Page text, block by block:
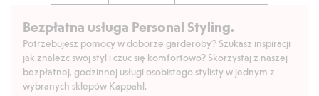
Bezpłatna usługa Personal Styling.
Potrzebujesz pomocy w doborze garderoby? Szukasz inspiracji
jak znaleźć swój styl i czuć się komfortowo? Skorzystaj z naszej
bezpłatnej, godzinnej usługi osobistego stylisty w jednym z
wybranych sklepów Kappahl.